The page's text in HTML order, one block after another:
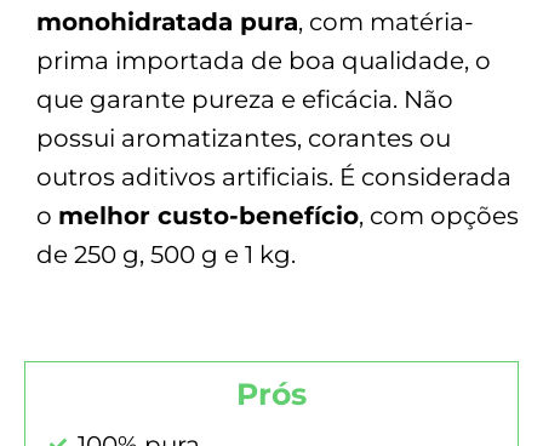
monohidratada pura, com matéria-
prima importada de boa qualidade, o
que garante pureza e eficácia. Não
possui aromatizantes, corantes ou
outros aditivos artificiais. É considerada
o melhor custo-benefício, com opções
de 250 g, 500 g e 1 kg.
Prós